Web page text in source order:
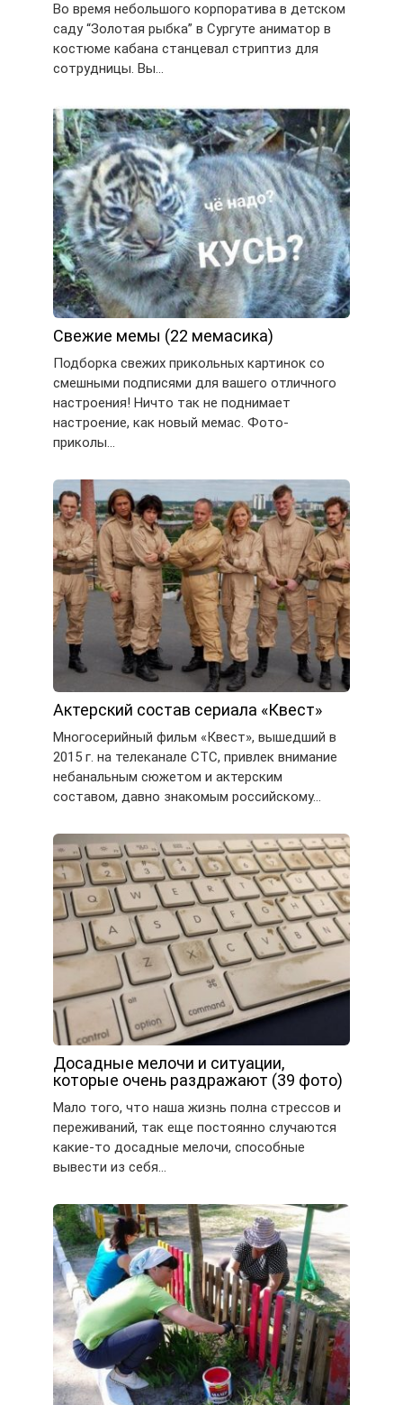
Во время небольшого корпоратива в детском
саду “Золотая рыбка” в Сургуте аниматор в
костюме кабана станцевал стриптиз для
сотрудницы. Вы…
Свежие мемы (22 мемасика)
Подборка свежих прикольных картинок со
смешными подписями для вашего отличного
настроения! Ничто так не поднимает
настроение, как новый мемас. Фото-
приколы…
Актерский состав сериала «Квест»
Многосерийный фильм «Квест», вышедший в
2015 г. на телеканале СТС, привлек внимание
небанальным сюжетом и актерским
составом, давно знакомым российскому…
Досадные мелочи и ситуации,
которые очень раздражают (39 фото)
Мало того, что наша жизнь полна стрессов и
переживаний, так еще постоянно случаются
какие-то досадные мелочи, способные
вывести из себя…